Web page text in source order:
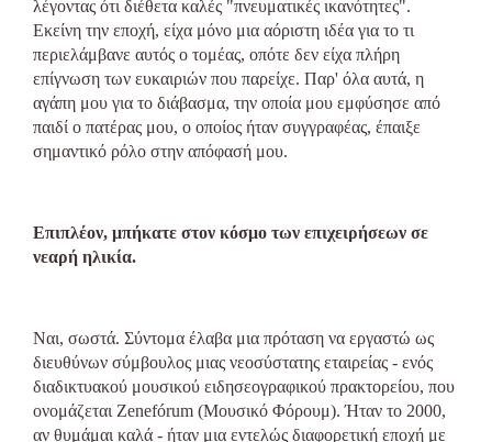
λέγοντας ότι διέθετα καλές "πνευματικές ικανότητες".
Εκείνη την εποχή, είχα μόνο μια αόριστη ιδέα για το τι
περιελάμβανε αυτός ο τομέας, οπότε δεν είχα πλήρη
επίγνωση των ευκαιριών που παρείχε. Παρ' όλα αυτά, η
αγάπη μου για το διάβασμα, την οποία μου εμφύσησε από
παιδί ο πατέρας μου, ο οποίος ήταν συγγραφέας, έπαιξε
σημαντικό ρόλο στην απόφασή μου.
Επιπλέον, μπήκατε στον κόσμο των επιχειρήσεων σε
νεαρή ηλικία.
Ναι, σωστά. Σύντομα έλαβα μια πρόταση να εργαστώ ως
διευθύνων σύμβουλος μιας νεοσύστατης εταιρείας - ενός
διαδικτυακού μουσικού ειδησεογραφικού πρακτορείου, που
ονομάζεται Zenefórum (Μουσικό Φόρουμ). Ήταν το 2000,
αν θυμάμαι καλά - ήταν μια εντελώς διαφορετική εποχή με